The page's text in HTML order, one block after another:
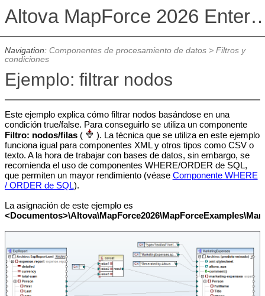
Altova MapForce 2026
Navigation: Componentes de procesamiento de datos> Filtros y
condiciones
Ejemplo: filtrar nodos
Este ejemplo explica cómo filtrar nodos basándose en una
condición true/false. Para conseguirlo se utiliza un componente
Filtro: nodos/filas( ). La técnica que se utiliza en este ejemplo
funciona igual para componentes XML y otros tipos como CSV o
texto. A la hora de trabajar con bases de datos, sin embargo, se
recomienda el uso de componentes WHERE/ORDER de SQL,
que permiten un mayor rendimiento (véase Componente WHERE
/ ORDER de SQL).
La asignación de este ejemplo es
<Documentos>\Altova\MapForce2026\MapForceExamples\